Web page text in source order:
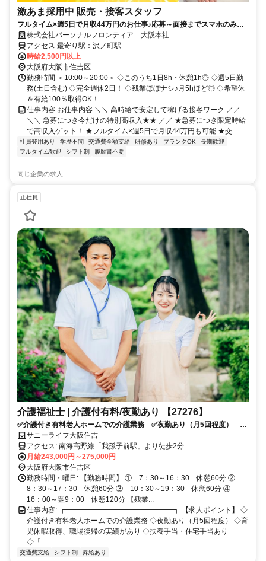
激あま採用中 販売・接客スタッフ
フルタイム×週5日で月収44万円のお仕事♪応募～面接までスマホのみで
完結！履歴書不要◎
株式会社パーソナルフロンティア 大阪本社
アクセス 最寄り駅：沢ノ町駅
時給2,500円以上
大阪府大阪市住吉区
勤務時間 ＜10:00～20:00＞ ◇このうち1日8h・休憩1h◎ ◇週5日勤
務(土日含む) ◇完全週休2日！ ◇残業ほぼナシ♪月5hほど◎ ◇希望休
＆有給100％取得OK！
仕事内容 お仕事内容 ＼＼ 高時給で安定して稼げる接客ワーク ／／
＼＼ 急募につき今だけの特別高収入★★ ／／ ★急募につき限定時給
で高収入ゲット！ ★フルタイム×週5日で月収44万円も可能 ★交...
社員登用あり 学歴不問 交通費全額支給 研修あり ブランクOK
長期歓迎
フルタイム歓迎
シフト制 履歴書不要
同じ企業の求人
正社員
介護福祉士 | 介護付有料/夜勤あり 【27276】
✅介護付き有料老人ホームでの介護業務 ✅夜勤あり（月5回程度） ✅
育児休暇取得、職場復帰の実績があり ✅扶養手当・住宅手当あり
✅「我孫子前駅」徒歩2分 ✅社内食あり（200円/食） ✅応募資格：介
護福祉士 ✅応募条件：介護系資格をお持ちの方
サニーライフ大阪住吉
アクセス: 南海高野線「我孫子前駅」より徒歩2分
月給243,000円～275,000円
大阪府大阪市住吉区
勤務時間・曜日: 【勤務時間】 ① 7：30～16：30 休憩60分 ②
8：30～17：30 休憩60分 ③ 10：30～19：30 休憩60分 ④
16：00～翌9：00 休憩120分 【残業...
仕事内容: ┏━━━━━━━━━━━━━━━┓ 【求人ポイント】 ◇
介護付き有料老人ホームでの介護業務 ◇夜勤あり（月5回程度） ◇育
児休暇取得、職場復帰の実績があり ◇扶養手当・住宅手当あり
◇「...
交通費支給 シフト制 昇給あり